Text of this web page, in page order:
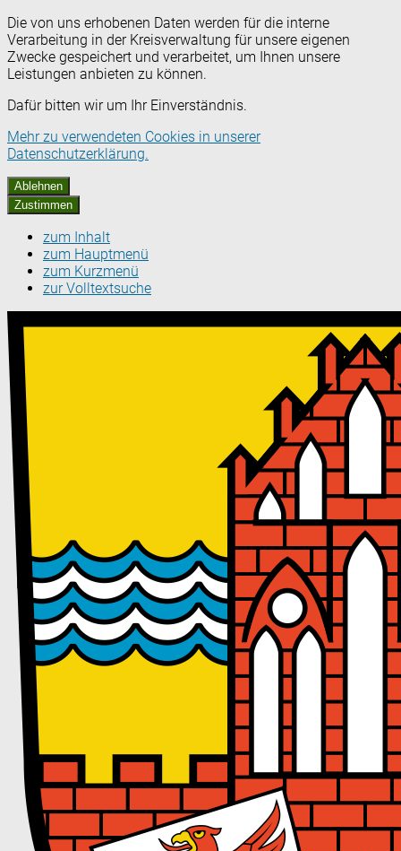
Die von uns erhobenen Daten werden für die interne
Verarbeitung in der Kreisverwaltung für unsere eigenen
Zwecke gespeichert und verarbeitet, um Ihnen unsere
Leistungen anbieten zu können.
Dafür bitten wir um Ihr Einverständnis.
Mehr zu verwendeten Cookies in unserer
Datenschutzerklärung.
Ablehnen
Zustimmen
zum Inhalt
zum Hauptmenü
zum Kurzmenü
zur Volltextsuche